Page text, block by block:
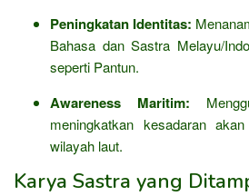
Peningkatan Identitas:
Bahasa dan Sastra Melayu/
seperti Pantun.
Awareness Maritim:
meningkatkan kesadaran
wilayah laut.
Karya Sastra yang